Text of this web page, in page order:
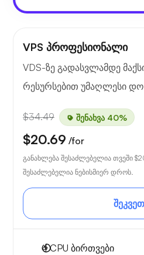
VPS პროფესიონალი
VDS-ზე გადასვლამდე
რესურსებით უმაღლესი
$34.49 შენახვა 40%
$20.69 /for
განახლება შესაძლებელია თვეში
შესაძლებელია ნებისმიერ დროს.
4CPU ბირთვები